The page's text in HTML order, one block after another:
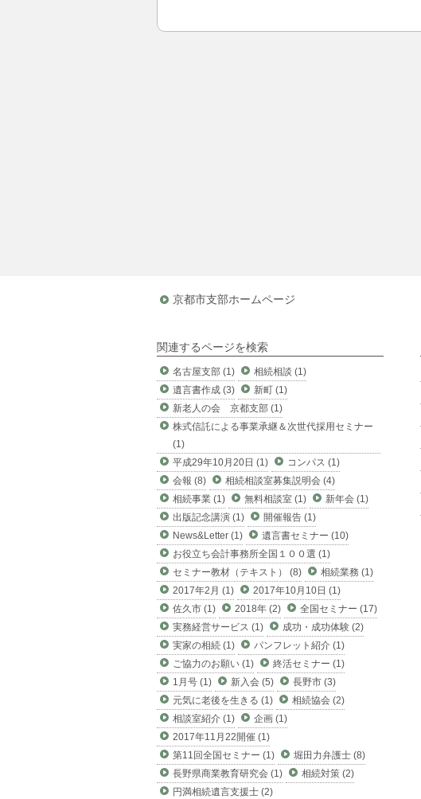
京都市支部ホームページ
関連するページを検索
名古屋支部 (1)
相続相談 (1)
遺言書作成 (3)
新町 (1)
新老人の会 京都支部 (1)
株式信託による事業承継＆次世代採用セミナー
(1)
平成29年10月20日 (1)
コンパス (1)
会報 (8)
相続相談室募集説明会 (4)
相続事業 (1)
無料相談室 (1)
新年会 (1)
出版記念講演 (1)
開催報告 (1)
News&Letter (1)
遺言書セミナー (10)
お役立ち会計事務所全国１００選 (1)
セミナー教材（テキスト） (8)
相続業務 (1)
2017年2月 (1)
2017年10月10日 (1)
佐久市 (1)
2018年 (2)
全国セミナー (17)
実務経営サービス (1)
成功・成功体験 (2)
実家の相続 (1)
パンフレット紹介 (1)
ご協力のお願い (1)
終活セミナー (1)
1月号 (1)
新入会 (5)
長野市 (3)
元気に老後を生きる (1)
相続協会 (2)
相談室紹介 (1)
企画 (1)
2017年11月22開催 (1)
第11回全国セミナー (1)
堀田力弁護士 (8)
長野県商業教育研究会 (1)
相続対策 (2)
円満相続遺言支援士 (2)